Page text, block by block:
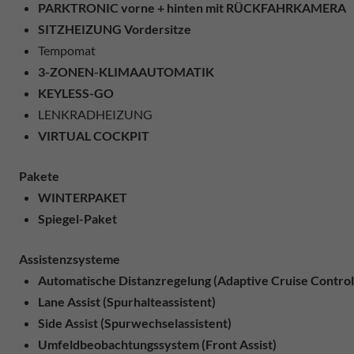
PARKTRONIC vorne + hinten mit RÜCKFAHRKAMERA
SITZHEIZUNG Vordersitze
Tempomat
3-ZONEN-KLIMAAUTOMATIK
KEYLESS-GO
LENKRADHEIZUNG
VIRTUAL COCKPIT
Pakete
WINTERPAKET
Spiegel-Paket
Assistenzsysteme
Automatische Distanzregelung (Adaptive Cruise
Lane Assist (Spurhalteassistent)
Side Assist (Spurwechselassistent)
Umfeldbeobachtungssystem (Front Assist)